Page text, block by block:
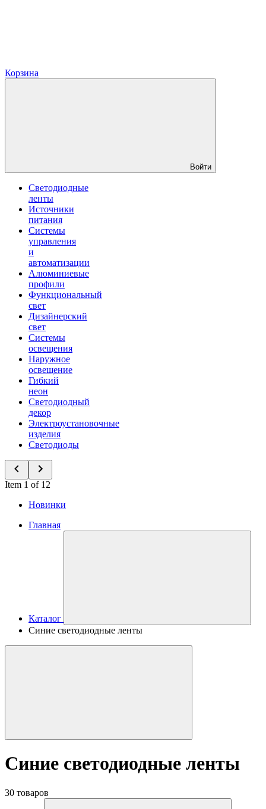
Корзина
Войти
Светодиодные
ленты
Источники
питания
Системы
управления
и
автоматизации
Алюминиевые
профили
Функциональный
свет
Дизайнерский
свет
Системы
освещения
Наружное
освещение
Гибкий
неон
Светодиодный
декор
Электроустановочные
изделия
Светодиоды
Item 1 of 12
Новинки
Главная
Каталог
Синие светодиодные ленты
Синие светодиодные ленты
30 товаров